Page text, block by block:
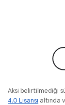
Aksi belirtilmediği
4.0 Lisansı altında